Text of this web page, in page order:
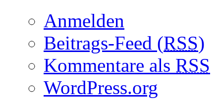
Anmelden
Beitrags-Feed (RSS)
Kommentare als RSS
WordPress.org